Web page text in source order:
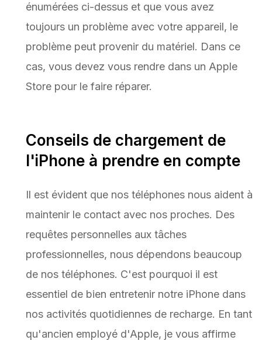
énumérées ci-dessus et que vous avez
toujours un problème avec votre appareil, le
problème peut provenir du matériel. Dans ce
cas, vous devez vous rendre dans un Apple
Store pour le faire réparer.
Conseils de chargement de
l'iPhone à prendre en compte
Il est évident que nos téléphones nous aident à
maintenir le contact avec nos proches. Des
requêtes personnelles aux tâches
professionnelles, nous dépendons beaucoup
de nos téléphones. C'est pourquoi il est
essentiel de bien entretenir notre iPhone dans
nos activités quotidiennes de recharge. En tant
qu'ancien employé d'Apple, je vous affirme